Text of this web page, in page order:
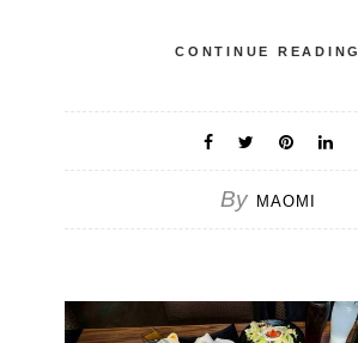
CONTINUE READING
By MAOMI